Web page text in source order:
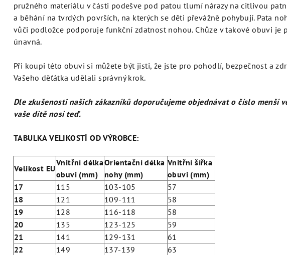
pružného materiálu v části podešve pod patou tlumí nárazy na citlivou
a běhání na tvrdých površích, na kterých se děti převážně pohybují. Pata
vůči podložce podporuje funkční zdatnost nohou. Chůze v takové obuvi je
únavná.
Při koupi této obuvi si můžete být jisti, že jste pro pohodlí, bezpečnost a
Vašeho děťátka udělali správný krok.
Dle zkušenosti našich zákazníků doporučujeme objednávat o číslo menší
vaše dítě nosí teď.
TABULKA VELIKOSTÍ OD VÝROBCE:
Velikost EU
Vnitřní délka
obuvi (mm)
Orientační délka
nohy (mm)
Vnitřní šířka
obuvi (mm)
17
115 103-105
57
18
121 109-111
58
19
128 116-118
58
20
135 123-125
59
21
141 129-131
61
22
149 137-139
63